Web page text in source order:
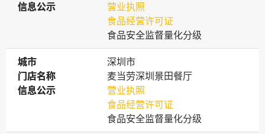
信息公示
信息公示
营业执照
食品经营许可证
食品安全监督量化分级
城市
城市
深圳市
门店名称
门店名称
麦当劳深圳景田餐厅
信息公示
信息公示
营业执照
食品经营许可证
食品安全监督量化分级